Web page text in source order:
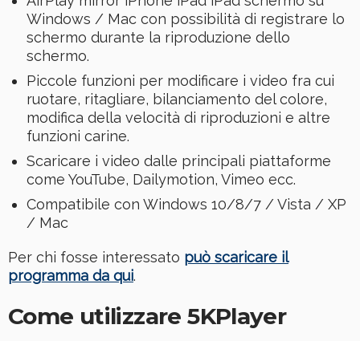
Windows / Mac con possibilità di registrare lo
schermo durante la riproduzione dello
schermo.
Piccole funzioni per modificare i video fra cui
ruotare, ritagliare, bilanciamento del colore,
modifica della velocità di riproduzioni e altre
funzioni carine.
Scaricare i video dalle principali piattaforme
come YouTube, Dailymotion, Vimeo ecc.
Compatibile con Windows 10/8/7 / Vista / XP
/ Mac
Per chi fosse interessato può scaricare il
programma da qui.
Come utilizzare 5KPlayer